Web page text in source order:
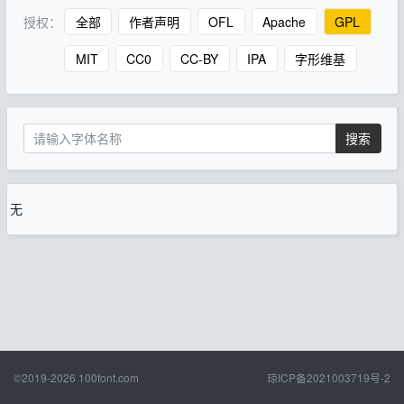
授权： 全部 作者声明 OFL Apache GPL
MIT CC0 CC-BY IPA 字形维基
搜索
无
©2019-2026 100font.com 琼ICP备2021003719号-2